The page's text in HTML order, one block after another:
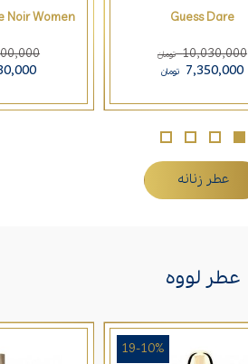
Guess Dare
10,030,000 تومان
7,350,000 تومان
Noir Women
عطر زنانه
عطر لووه
19-10%